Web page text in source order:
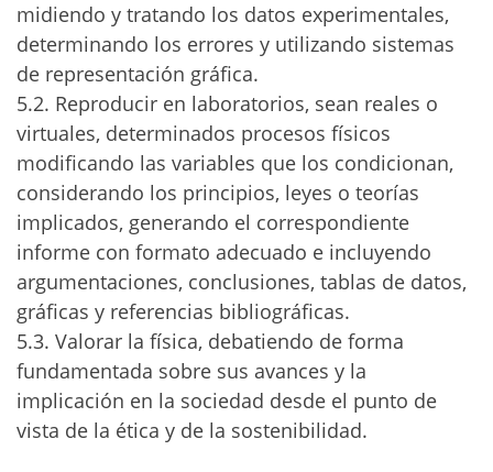
midiendo y tratando los datos experimentales,
determinando los errores y utilizando sistemas
de representación gráfica.
5.2. Reproducir en laboratorios, sean reales o
virtuales, determinados procesos físicos
modificando las variables que los condicionan,
considerando los principios, leyes o teorías
implicados, generando el correspondiente
informe con formato adecuado e incluyendo
argumentaciones, conclusiones, tablas de datos,
gráficas y referencias bibliográficas.
5.3. Valorar la física, debatiendo de forma
fundamentada sobre sus avances y la
implicación en la sociedad desde el punto de
vista de la ética y de la sostenibilidad.